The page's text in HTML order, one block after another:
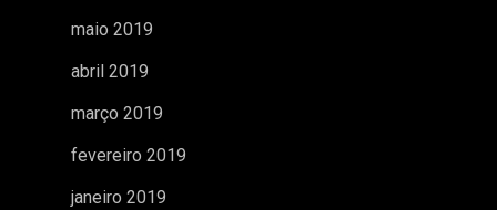
maio 2019
abril 2019
março 2019
fevereiro 2019
janeiro 2019